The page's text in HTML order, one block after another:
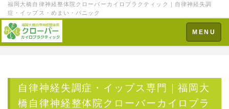
福岡大橋自律神経整体院クローバーカイロプラクティック｜自律神経失調
症・イップス・めまい・パニック
Toggle
navigation
MENU
自律神経失調症・イップス専門｜福岡大
橋自律神経整体院クローバーカイロプラ